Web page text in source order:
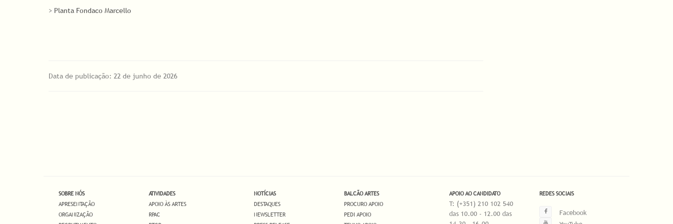
> Planta Fondaco Marcello
Data de publicação: 22 de junho de 2026
SOBRE NÓS
APRESENTAÇÃO
ORGANIZAÇÃO
ATIVIDADES
APOIO ÀS ARTES
RPAC
NOTÍCIAS
DESTAQUES
NEWSLETTER
BALCÃO ARTES
PROCURO APOIO
PEDI APOIO
APOIO AO CANDIDATO
T: (+351) 210 102 540
das 10.00 - 12.00 das
REDES SOCIAIS
Facebook